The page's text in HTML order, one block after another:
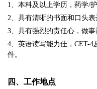
1、本科及以上学历，药学/
2、具有清晰的书面和口头
3、具有强烈的责任心，做事
4、英语读写能力佳，CET-
件。
四、工作地点